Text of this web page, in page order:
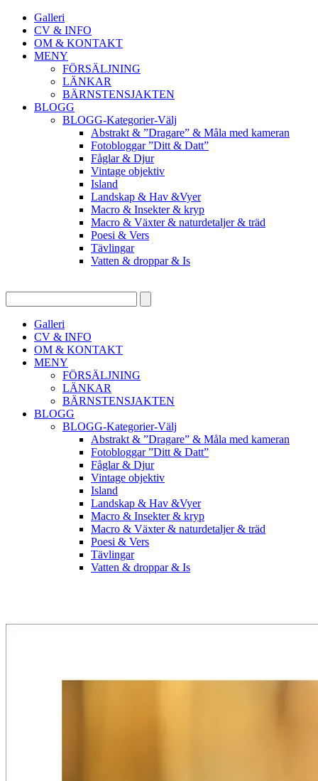
Galleri
CV & INFO
OM & KONTAKT
MENY
FÖRSÄLJNING
LÄNKAR
BÄRNSTENSJAKTEN
BLOGG
BLOGG-Kategorier-Välj
Abstrakt & ”Dragare” & Måla med kameran
Fotobloggar ”Ditt & Datt”
Fåglar & Djur
Vintage objektiv
Island
Landskap & Hav &Vyer
Macro & Insekter & kryp
Macro & Växter & naturdetaljer & träd
Poesi & Vers
Tävlingar
Vatten & droppar & Is
Galleri
CV & INFO
OM & KONTAKT
MENY
FÖRSÄLJNING
LÄNKAR
BÄRNSTENSJAKTEN
BLOGG
BLOGG-Kategorier-Välj
Abstrakt & ”Dragare” & Måla med kameran
Fotobloggar ”Ditt & Datt”
Fåglar & Djur
Vintage objektiv
Island
Landskap & Hav &Vyer
Macro & Insekter & kryp
Macro & Växter & naturdetaljer & träd
Poesi & Vers
Tävlingar
Vatten & droppar & Is